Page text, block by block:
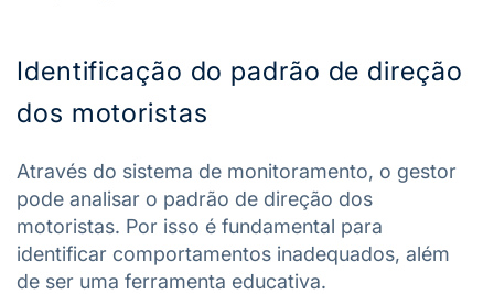
Identificação do padrão de direção
dos motoristas
Através do sistema de monitoramento, o gestor
pode analisar o padrão de direção dos
motoristas. Por isso é fundamental para
identificar comportamentos inadequados, além
de ser uma ferramenta educativa.